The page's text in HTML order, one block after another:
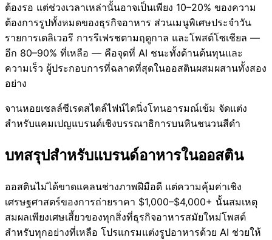
ต้องรอ แต่ช่วงเวลาเหล่านั้นอาจเป็นเพียง 10–20% ของความ
ต้องการรูปทั้งหมดของธุรกิจอาหาร ส่วนเมนูพิเศษประจำวัน
รายการเดลิเวอรี การรีเฟรชตามฤดูกาล และโพสต์โซเชียล —
อีก 80–90% ที่เหลือ — คือจุดที่ AI ชนะทั้งด้านต้นทุนและ
ความเร็ว ผู้ประกอบการที่ฉลาดที่สุดในออสตินผสมผสานทั้งสอง
อย่าง
จานหอยเชลล์ซีเรดสไตล์ไฟน์ไดนิ่งโทนอารมณ์เข้ม จัดแต่ง
สำหรับแคมเปญแบรนด์เชิงบรรณาธิการบนหินชนวนสีดำ
บทสรุปสำหรับแบรนด์อาหารในออสติน
ออสตินไม่ได้ขาดแคลนช่างภาพฝีมือดี แต่ความคุ้มค่าเชิง
เศรษฐศาสตร์ของการถ่ายราคา $1,000–$4,000+ นั้นสมเหตุ
สมผลเพียงเศษเสี้ยวของทุกสิ่งที่ธุรกิจอาหารสมัยใหม่โพสต์
สำหรับทุกอย่างที่เหลือ โปรแกรมแต่งรูปอาหารด้วย AI ช่วยให้